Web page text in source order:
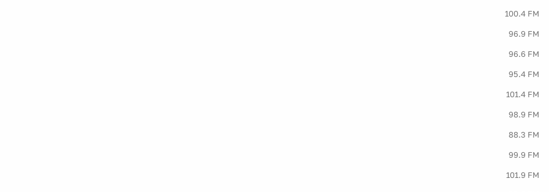
100.4 FM
96.9 FM
96.6 FM
95.4 FM
101.4 FM
98.9 FM
88.3 FM
99.9 FM
101.9 FM